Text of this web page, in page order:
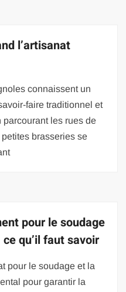
l’artisanat
connaissent un
faire traditionnel et
les rues de
brasseries se
pour le soudage
qu’il faut savoir
pour le soudage et la
pour garantir la